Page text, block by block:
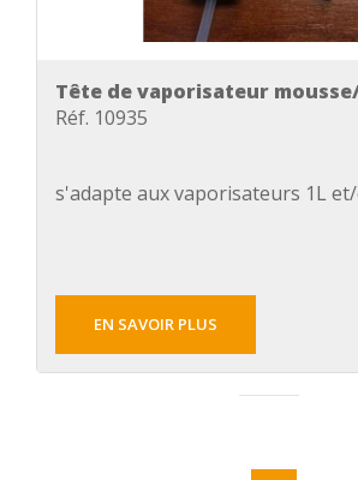
Tête de vaporisateur
Réf. 10935
s'adapte aux vaporisateurs 1L
EN SAVOIR PLUS